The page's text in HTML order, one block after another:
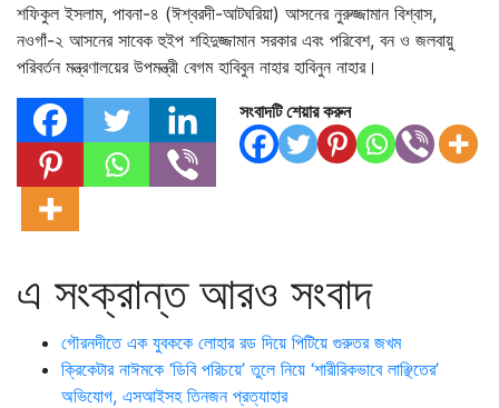
শফিকুল ইসলাম, পাবনা-৪ (ঈশ্বরদী-আটঘরিয়া) আসনের নুরুজ্জামান বিশ্বাস,
নওগাঁ-২ আসনের সাবেক হুইপ শহিদুজ্জামান সরকার এবং পরিবেশ, বন ও জলবায়ু
পরিবর্তন মন্ত্রণালয়ের উপমন্ত্রী বেগম হাবিবুন নাহার হাবিনুন নাহার।
সংবাদটি শেয়ার করুন
এ সংক্রান্ত আরও সংবাদ
গৌরনদীতে এক যুবককে লোহার রড দিয়ে পিটিয়ে গুরুতর জখম
ক্রিকেটার নাঈমকে ‘ডিবি পরিচয়ে’ তুলে নিয়ে ‘শারীরিকভাবে লাঞ্ছিতের’
অভিযোগ, এসআইসহ তিনজন প্রত্যাহার